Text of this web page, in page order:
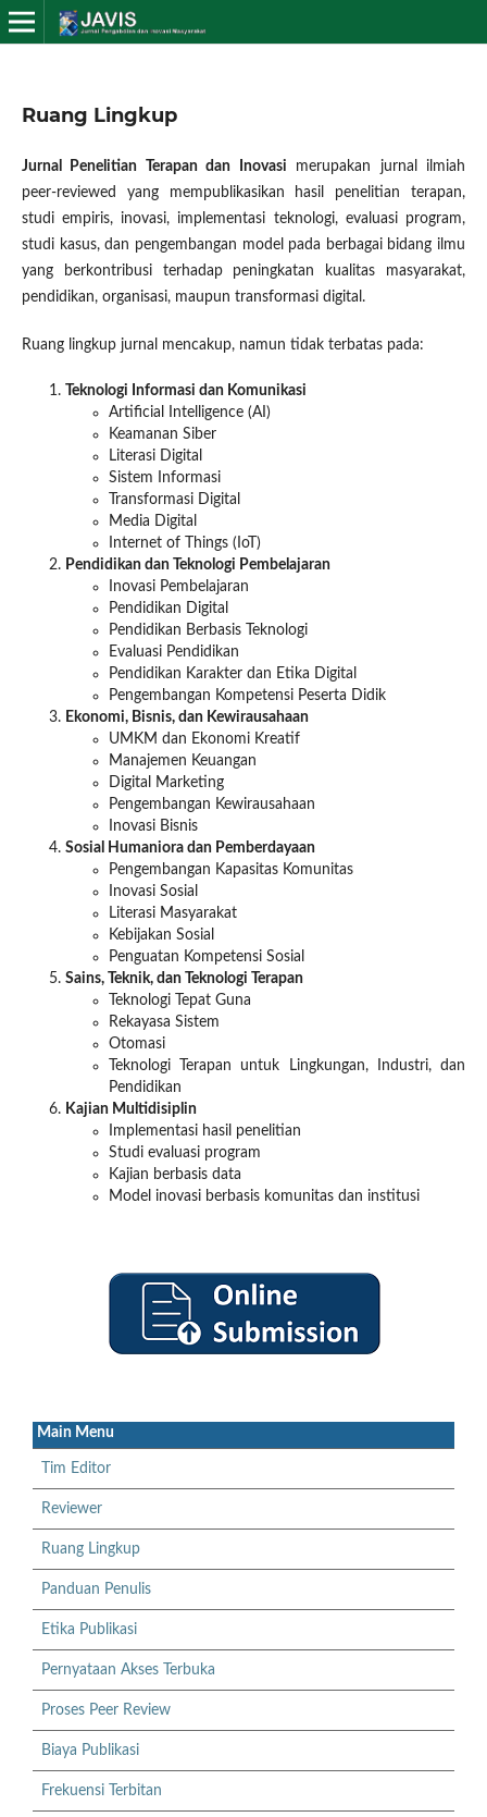
Ruang Lingkup
Jurnal Penelitian Terapan dan Inovasi merupakan jurnal ilmiah
peer-reviewed yang mempublikasikan hasil penelitian terapan,
studi empiris, inovasi, implementasi teknologi, evaluasi program,
studi kasus, dan pengembangan model pada berbagai bidang ilmu
yang berkontribusi terhadap peningkatan kualitas masyarakat,
pendidikan, organisasi, maupun transformasi digital.
Ruang lingkup jurnal mencakup, namun tidak terbatas pada:
Teknologi Informasi dan Komunikasi
Artificial Intelligence (AI)
Keamanan Siber
Literasi Digital
Sistem Informasi
Transformasi Digital
Media Digital
Internet of Things (IoT)
Pendidikan dan Teknologi Pembelajaran
Inovasi Pembelajaran
Pendidikan Digital
Pendidikan Berbasis Teknologi
Evaluasi Pendidikan
Pendidikan Karakter dan Etika Digital
Pengembangan Kompetensi Peserta Didik
Ekonomi, Bisnis, dan Kewirausahaan
UMKM dan Ekonomi Kreatif
Manajemen Keuangan
Digital Marketing
Pengembangan Kewirausahaan
Inovasi Bisnis
Sosial Humaniora dan Pemberdayaan
Pengembangan Kapasitas Komunitas
Inovasi Sosial
Literasi Masyarakat
Kebijakan Sosial
Penguatan Kompetensi Sosial
Sains, Teknik, dan Teknologi Terapan
Teknologi Tepat Guna
Rekayasa Sistem
Otomasi
Teknologi Terapan untuk Lingkungan, Industri, dan
Pendidikan
Kajian Multidisiplin
Implementasi hasil penelitian
Studi evaluasi program
Kajian berbasis data
Model inovasi berbasis komunitas dan institusi
Main Menu
Tim Editor
Reviewer
Ruang Lingkup
Panduan Penulis
Etika Publikasi
Pernyataan Akses Terbuka
Proses Peer Review
Biaya Publikasi
Frekuensi Terbitan